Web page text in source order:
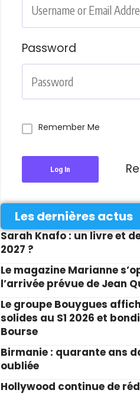
Password
Remember Me
Log In
Les dernières actus
Sarah Knafo : un livre et
2027 ?
Le magazine Marianne
l’arrivée prévue de Jean
Le groupe Bouygues
solides au S1 2026 et
Bourse
Birmanie : quarante ans
oubliée
Hollywood continue de